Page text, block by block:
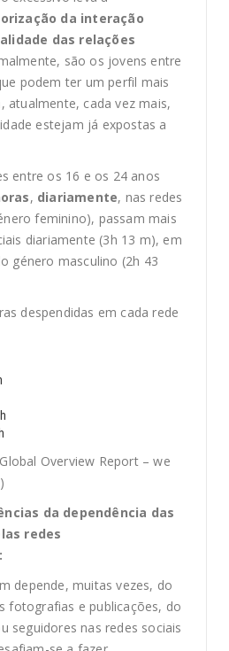
da interação
das relações
são os jovens entre
podem ter um perfil mais
atualmente, cada vez mais,
estejam já expostas a
entre os 16 e os 24 anos
, diariamente, nas redes
feminino), passam mais
diariamente (3h 13 m), em
género masculino (2h 43
despendidas em cada rede
Overview Report – we
da dependência das
redes
depende, muitas vezes, do
fotografias e publicações, do
seguidores nas redes sociais